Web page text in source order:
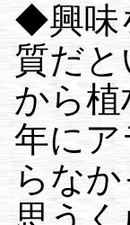
◆興味
質だ
から植
年に
らな